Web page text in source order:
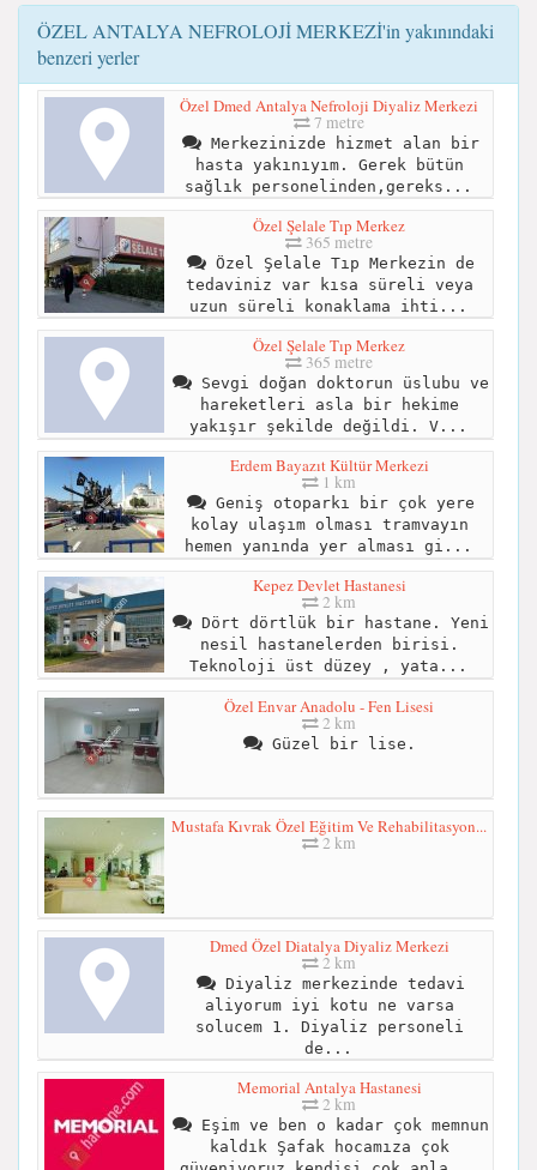
ÖZEL ANTALYA NEFROLOJİ MERKEZİ'in yakınındaki
benzeri yerler
Özel Dmed Antalya Nefroloji Diyaliz Merkezi
7 metre
Merkezinizde hizmet alan bir
hasta yakınıyım. Gerek bütün
sağlık personelinden,gereks...
Özel Şelale Tıp Merkez
365 metre
Özel Şelale Tıp Merkezin de
tedaviniz var kısa süreli veya
uzun süreli konaklama ihti...
Özel Şelale Tıp Merkez
365 metre
Sevgi doğan doktorun üslubu ve
hareketleri asla bir hekime
yakışır şekilde değildi. V...
Erdem Bayazıt Kültür Merkezi
1 km
Geniş otoparkı bir çok yere
kolay ulaşım olması tramvayın
hemen yanında yer alması gi...
Kepez Devlet Hastanesi
2 km
Dört dörtlük bir hastane. Yeni
nesil hastanelerden birisi.
Teknoloji üst düzey , yata...
Özel Envar Anadolu - Fen Lisesi
2 km
Güzel bir lise.
Mustafa Kıvrak Özel Eğitim Ve Rehabilitasyon...
2 km
Dmed Özel Diatalya Diyaliz Merkezi
2 km
Diyaliz merkezinde tedavi
aliyorum iyi kotu ne varsa
solucem 1. Diyaliz personeli
de...
Memorial Antalya Hastanesi
2 km
Eşim ve ben o kadar çok memnun
kaldık Şafak hocamıza çok